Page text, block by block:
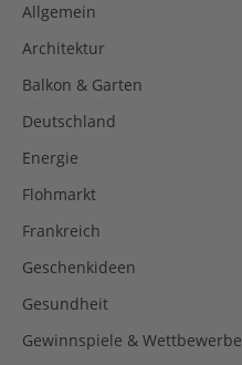
Allgemein
Architektur
Balkon & Garten
Deutschland
Energie
Flohmarkt
Frankreich
Geschenkideen
Gesundheit
Gewinnspiele & Wettbewerbe